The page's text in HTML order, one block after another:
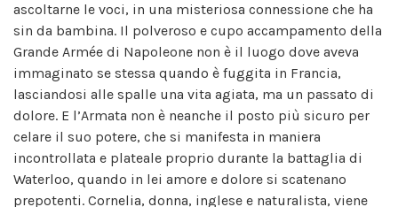
ascoltarne le voci, in una misteriosa connessione che ha
sin da bambina. Il polveroso e cupo accampamento della
Grande Armée di Napoleone non è il luogo dove aveva
immaginato se stessa quando è fuggita in Francia,
lasciandosi alle spalle una vita agiata, ma un passato di
dolore. E l’Armata non è neanche il posto più sicuro per
celare il suo potere, che si manifesta in maniera
incontrollata e plateale proprio durante la battaglia di
Waterloo, quando in lei amore e dolore si scatenano
prepotenti. Cornelia, donna, inglese e naturalista, viene